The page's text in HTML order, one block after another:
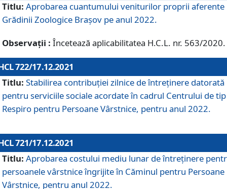
Titlu: Aprobarea cuantumului veniturilor proprii aferente
Grădinii Zoologice Braşov pe anul 2022.
Observații : Încetează aplicabilitatea H.C.L. nr. 563/2020.
722/17.12.2021
Titlu: Stabilirea contribuţiei zilnice de întreținere datorată
pentru serviciile sociale acordate în cadrul Centrului de tip
Respiro pentru Persoane Vârstnice, pentru anul 2022.
721/17.12.2021
Titlu: Aprobarea costului mediu lunar de întreţinere
persoanele vârstnice îngrijite în Căminul pentru Persoane
Vârstnice, pentru anul 2022.